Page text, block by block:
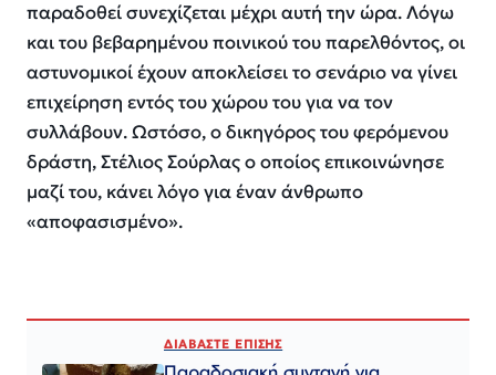
παραδοθεί συνεχίζεται μέχρι αυτή την ώρα. Λόγω
και του βεβαρημένου ποινικού του παρελθόντος, οι
αστυνομικοί έχουν αποκλείσει το σενάριο να γίνει
επιχείρηση εντός του χώρου του για να τον
συλλάβουν. Ωστόσο, ο δικηγόρος του φερόμενου
δράστη, Στέλιος Σούρλας ο οποίος επικοινώνησε
μαζί του, κάνει λόγο για έναν άνθρωπο
«αποφασισμένο».
ΔΙΑΒΑΣΤΕ ΕΠΙΣΗΣ